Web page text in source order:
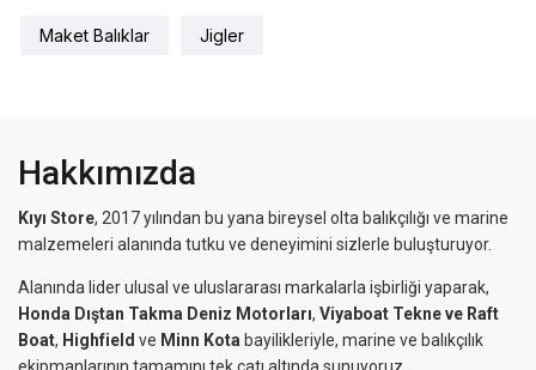
Maket Balıklar Jigler
Hakkımızda
Kıyı Store, 2017 yılından bu yana bireysel olta balıkçılığı ve marine
malzemeleri alanında tutku ve deneyimini sizlerle buluşturuyor.
Alanında lider ulusal ve uluslararası markalarla işbirliği yaparak,
Honda Dıştan Takma Deniz Motorları, Viyaboat Tekne ve Raft
Boat, Highfield ve Minn Kota bayilikleriyle, marine ve balıkçılık